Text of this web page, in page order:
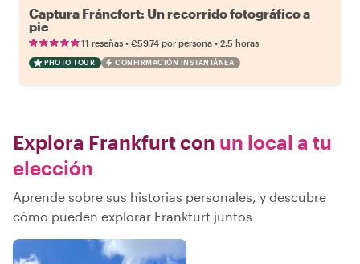
Captura Fráncfort: Un recorrido fotográfico a
pie
11 reseñas • €59.74 por persona • 2.5 horas
PHOTO TOUR CONFIRMACIÓN INSTANTÁNEA
Explora Frankfurt con un local a tu
elección
Aprende sobre sus historias personales, y descubre
cómo pueden explorar Frankfurt juntos